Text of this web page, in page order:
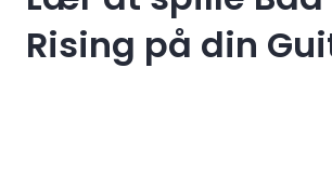
Rising på din